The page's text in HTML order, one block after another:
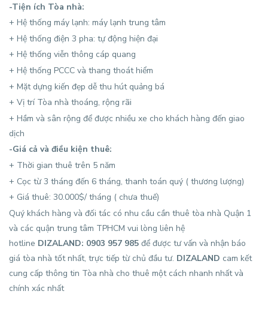
-Tiện ích Tòa nhà:
+ Hệ thống máy lạnh: máy lạnh trung tâm
+ Hệ thống điện 3 pha: tự động hiện đại
+ Hệ thống viễn thông cáp quang
+ Hệ thống PCCC và thang thoát hiểm
+ Mặt dựng kiến đẹp dễ thu hút quảng bá
+ Vị trí Tòa nhà thoáng, rộng rãi
+ Hầm và sân rộng để được nhiều xe cho khách hàng đến giao
dịch
-Giá cả và điều kiện thuê:
+ Thời gian thuê trên 5 năm
+ Cọc từ 3 tháng đến 6 tháng, thanh toán quý ( thương lượng)
+ Giá thuê: 30.000$/ tháng ( chưa thuế)
Quý khách hàng và đối tác có nhu cầu cần thuê tòa nhà Quận 1
và các quận trung tâm TPHCM vui lòng liên hệ
hotline DIZALAND: 0903 957 985 để được tư vấn và nhận báo
giá tòa nhà tốt nhất, trực tiếp từ chủ đầu tư. DIZALAND cam kết
cung cấp thông tin Tòa nhà cho thuê một cách nhanh nhất và
chính xác nhất